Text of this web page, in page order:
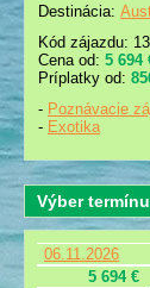
Destinácia:
Kód zájazdu:
Cena od: 5 694
Príplatky od:
- Poznávacie
- Exotika
Výber termínu
06.11.2026
5 694 €